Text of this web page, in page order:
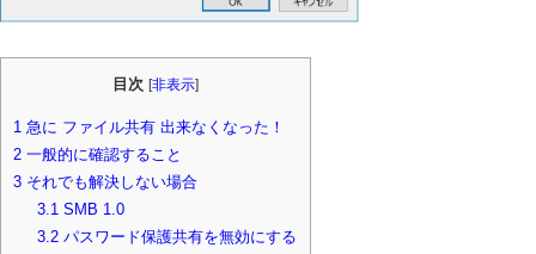
目次 [非表示]
1 急に ファイル共有 出来なくなった！
2 一般的に確認すること
3 それでも解決しない場合
3.1 SMB 1.0
3.2 パスワード保護共有を無効にする